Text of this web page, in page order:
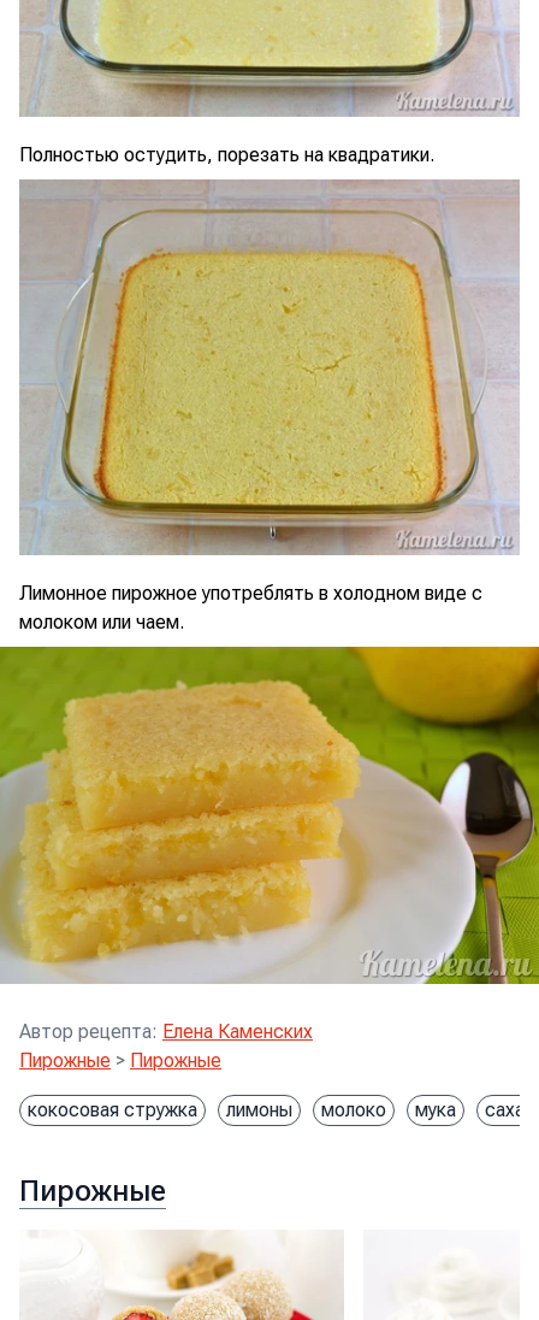
Полностью остудить, порезать на квадратики.
Лимонное пирожное употреблять в холодном виде с
молоком или чаем.
Автор рецепта: Елена Каменских
Пирожные > Пирожные
кокосовая стружка лимоны молоко мука сахар
Пирожные